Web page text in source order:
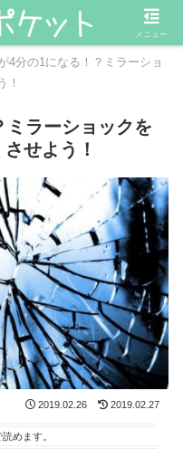
4分の1になる！？ミラーショ
！
ミラーショックを
せよう！
2019.02.26 2019.02.27
読めます。
メニュー